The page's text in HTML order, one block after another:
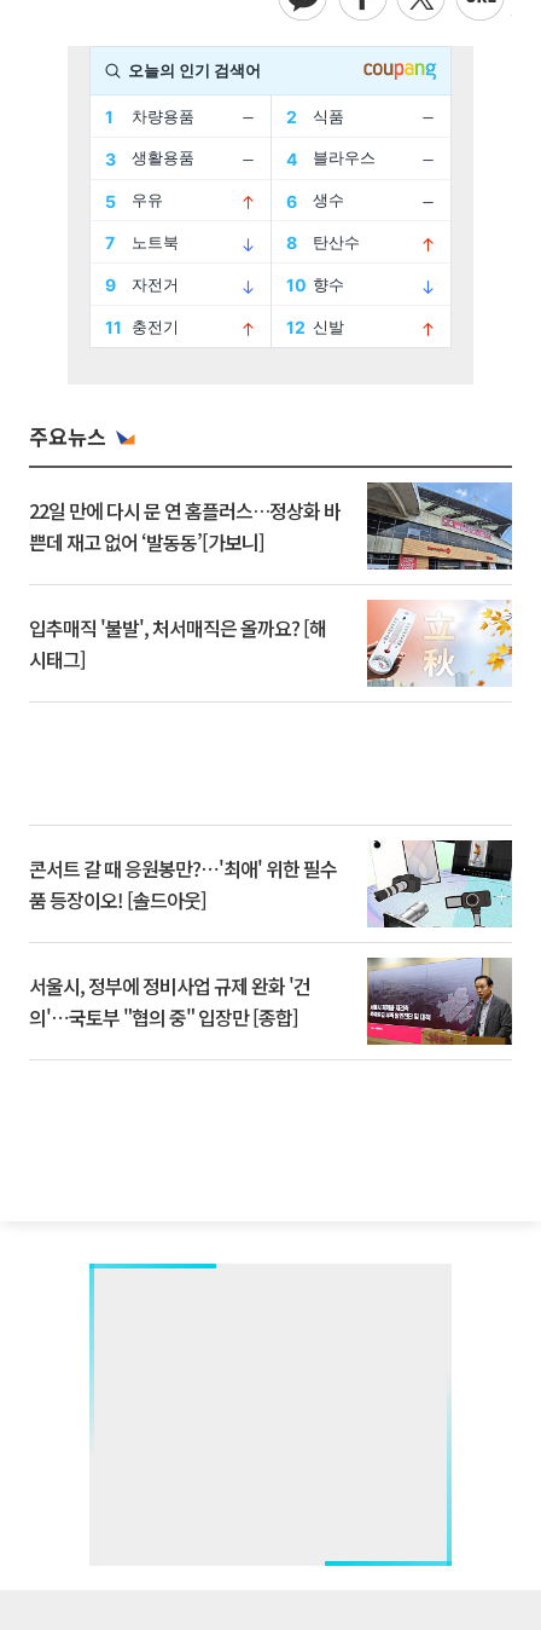
주요뉴스
22일 만에 다시 문 연 홈플러스…정상화 바
쁜데 재고 없어 ‘발동동’[가보니]
입추매직 '불발', 처서매직은 올까요? [해
시태그]
콘서트 갈 때 응원봉만?⋯'최애' 위한 필수
품 등장이오! [솔드아웃]
서울시, 정부에 정비사업 규제 완화 '건
의'⋯국토부 "협의 중" 입장만 [종합]